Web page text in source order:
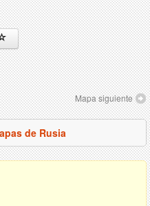
Mapa siguiente
de Rusia